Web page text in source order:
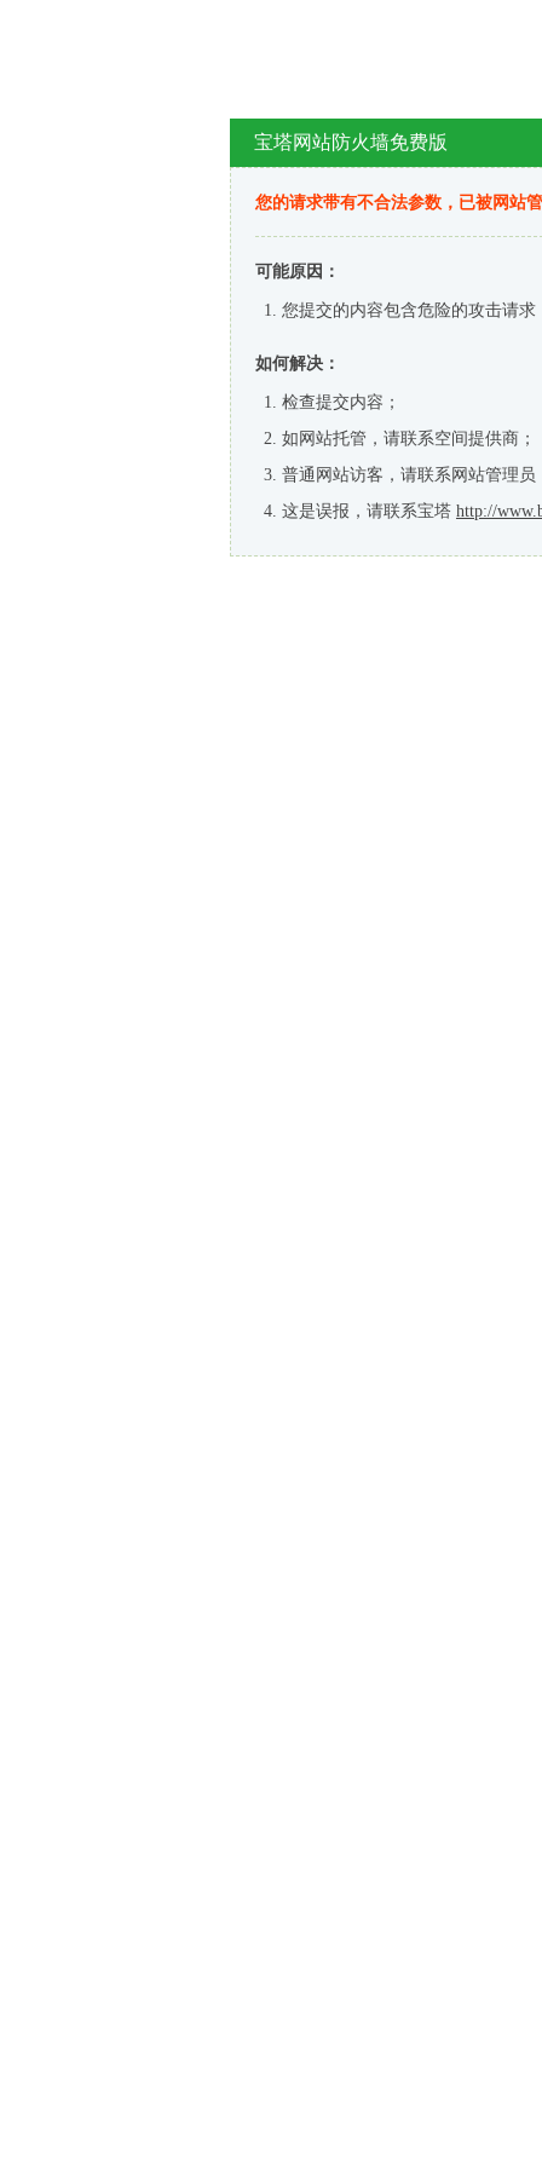
宝塔网站防火墙免费版
您的请求带有不合法参数，已被网站
可能原因：
您提交的内容包含危险的攻击请求
如何解决：
检查提交内容；
如网站托管，请联系空间提供商；
普通网站访客，请联系网站管理员
这是误报，请联系宝塔 http://